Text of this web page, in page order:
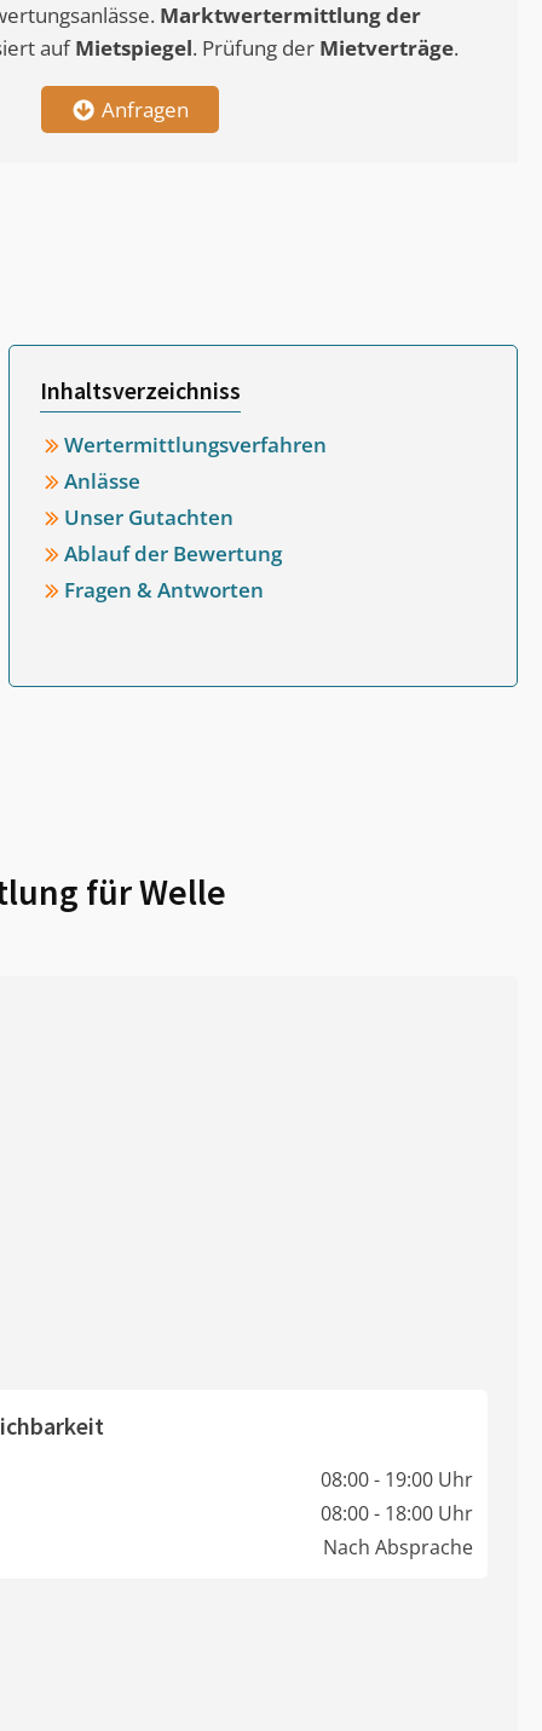
Marktwertermittlungder
aufMietspiegel. Prüfung der Mietverträge.
Anfragen
Inhaltsverzeichniss
Wertermittlungsverfahren
Anlässe
Unser Gutachten
Ablauf der Bewertung
Fragen & Antworten
fürWelle
08:00 - 19:00 Uhr
08:00 - 18:00 Uhr
Nach Absprache